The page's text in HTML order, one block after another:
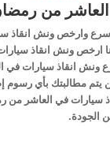
من
وارخص ونش انقاذ
50% لأننا ارخص ونش انقاذ
ونش انقاذ سيارات
يتم مطالبتك بأي رسوم
ونش انقاذ سيارات في
الجودة.